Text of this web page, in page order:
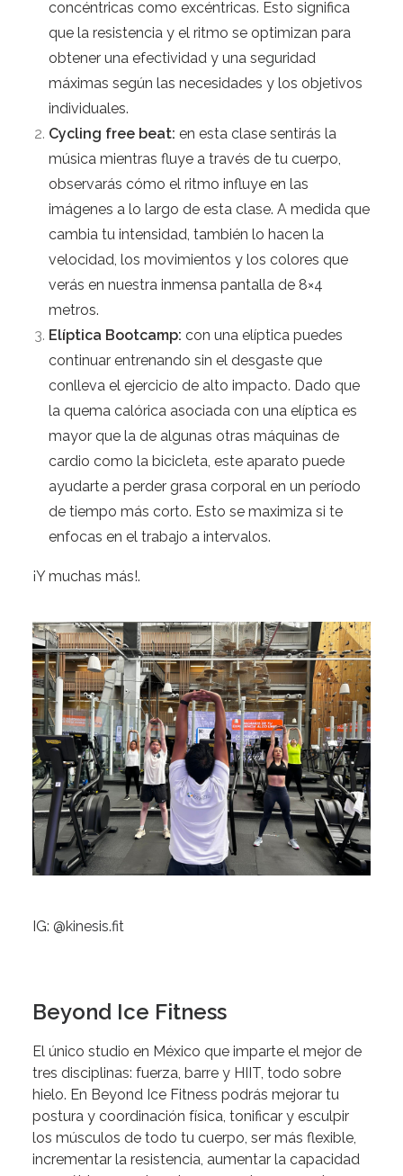
concéntricas como excéntricas. Esto significa
que la resistencia y el ritmo se optimizan para
obtener una efectividad y una seguridad
máximas según las necesidades y los objetivos
individuales.
Cycling free beat: en esta clase sentirás la
música mientras fluye a través de tu cuerpo,
observarás cómo el ritmo influye en las
imágenes a lo largo de esta clase. A medida que
cambia tu intensidad, también lo hacen la
velocidad, los movimientos y los colores que
verás en nuestra inmensa pantalla de 8×4
metros.
Elíptica Bootcamp: con una elíptica puedes
continuar entrenando sin el desgaste que
conlleva el ejercicio de alto impacto. Dado que
la quema calórica asociada con una elíptica es
mayor que la de algunas otras máquinas de
cardio como la bicicleta, este aparato puede
ayudarte a perder grasa corporal en un período
de tiempo más corto. Esto se maximiza si te
enfocas en el trabajo a intervalos.
¡Y muchas más!.
IG: @kinesis.fit
Beyond Ice Fitness
El único studio en México que imparte el mejor de
tres disciplinas: fuerza, barre y HIIT, todo sobre
hielo. En Beyond Ice Fitness podrás mejorar tu
postura y coordinación física, tonificar y esculpir
los músculos de todo tu cuerpo, ser más flexible,
incrementar la resistencia, aumentar la capacidad